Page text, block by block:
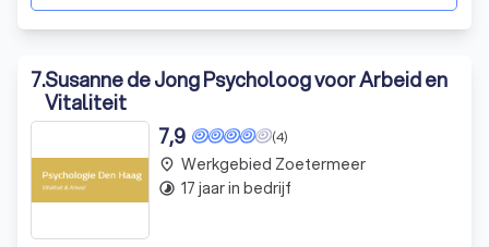
7.Susanne de Jong Psycholoog voor Arbeid en
Vitaliteit
(4)
7,9
place Werkgebied Zoetermeer
timelapse 17 jaar in bedrijf